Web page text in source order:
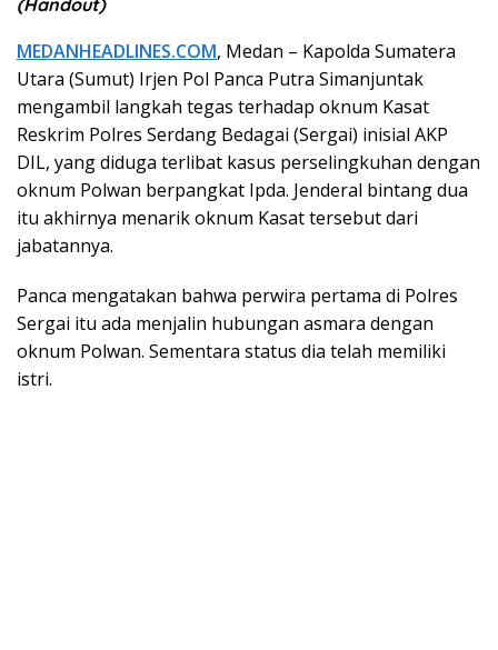
MEDANHEADLINES.COM, Medan – Kapolda Sumatera
Utara (Sumut) Irjen Pol Panca Putra Simanjuntak
mengambil langkah tegas terhadap oknum Kasat
Reskrim Polres Serdang Bedagai (Sergai) inisial AKP
DIL, yang diduga terlibat kasus perselingkuhan dengan
oknum Polwan berpangkat Ipda. Jenderal bintang dua
itu akhirnya menarik oknum Kasat tersebut dari
jabatannya.
Panca mengatakan bahwa perwira pertama di Polres
Sergai itu ada menjalin hubungan asmara dengan
oknum Polwan. Sementara status dia telah memiliki
istri.